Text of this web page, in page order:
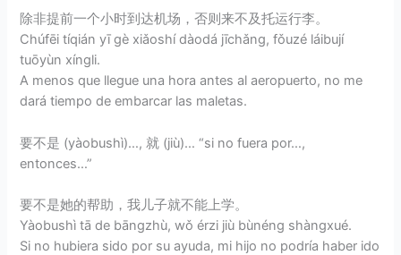
除非提前一个小时到达机场，否则来不及托运行李。
Chúfēi tíqián yī gè xiǎoshí dàodá jīchǎng, fǒuzé láibují
tuōyùn xíngli.
A menos que llegue una hora antes al aeropuerto, no me
dará tiempo de embarcar las maletas.
要不是 (yàobushì)…, 就 (jiù)… “si no fuera por…,
entonces…”
要不是她的帮助，我儿子就不能上学。
Yàobushì tā de bāngzhù, wǒ érzi jiù bùnéng shàngxué.
Si no hubiera sido por su ayuda, mi hijo no podría haber ido